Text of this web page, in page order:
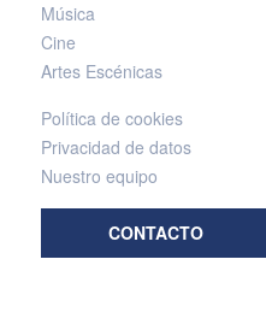
Música
Cine
Artes Escénicas
Política de cookies
Privacidad de datos
Nuestro equipo
CONTACTO